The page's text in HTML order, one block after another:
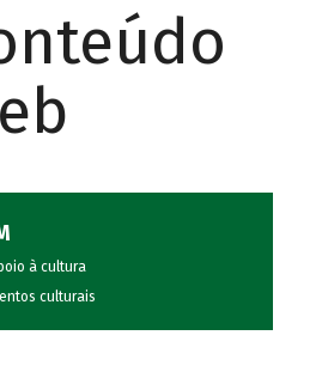
à cultura
culturais